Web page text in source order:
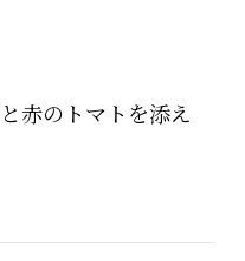
赤のトマトを添え